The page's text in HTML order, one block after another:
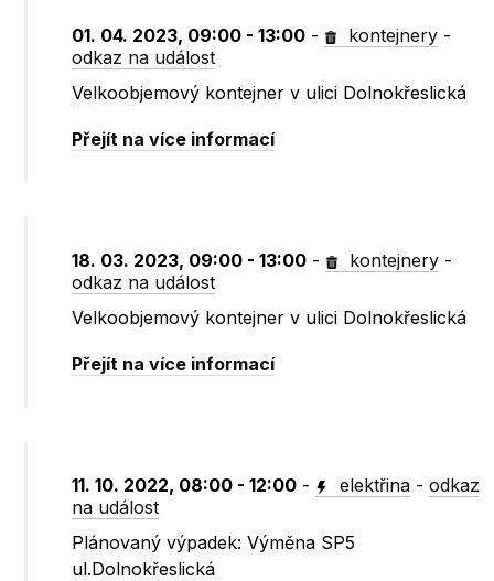
01. 04. 2023, 09:00 - 13:00 - kontejnery -
odkaz na událost
Velkoobjemový kontejner v ulici Dolnokřeslická
Přejít na více informací
18. 03. 2023, 09:00 - 13:00 - kontejnery -
odkaz na událost
Velkoobjemový kontejner v ulici Dolnokřeslická
Přejít na více informací
11. 10. 2022, 08:00 - 12:00 - elektřina -odkaz
na událost
Plánovaný výpadek: Výměna SP5
ul.Dolnokřeslická